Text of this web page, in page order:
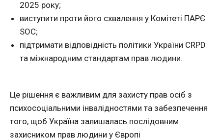
2025 року;
виступити проти його схвалення у Комітеті ПАРЄ
SOC;
підтримати відповідність політики України CRPD
та міжнародним стандартам прав людини.
Це рішення є важливим для захисту прав осіб з
психосоціальними інвалідностями та забезпечення
того, щоб Україна залишалась послідовним
захисником прав людини у Європі